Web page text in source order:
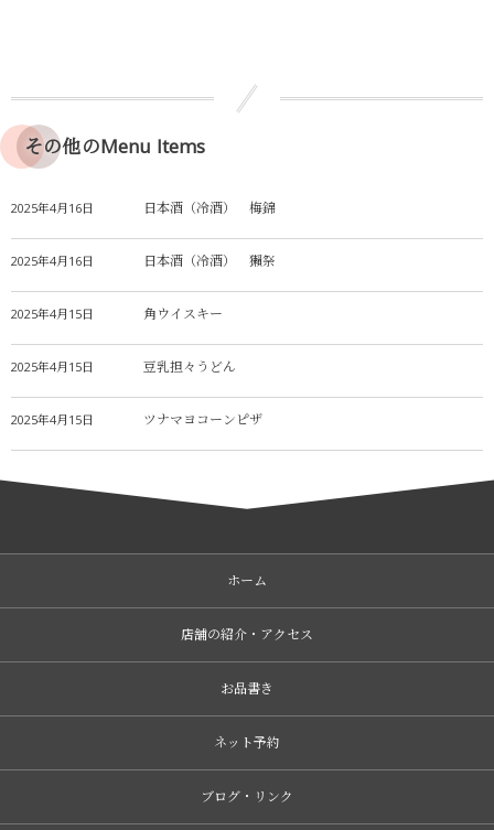
その他のMenu Items
2025年4月16日 日本酒（冷酒） 梅錦
2025年4月16日 日本酒（冷酒） 獺祭
2025年4月15日 角ウイスキー
2025年4月15日 豆乳担々うどん
2025年4月15日 ツナマヨコーンピザ
ホーム
店舗の紹介・アクセス
お品書き
ネット予約
ブログ・リンク